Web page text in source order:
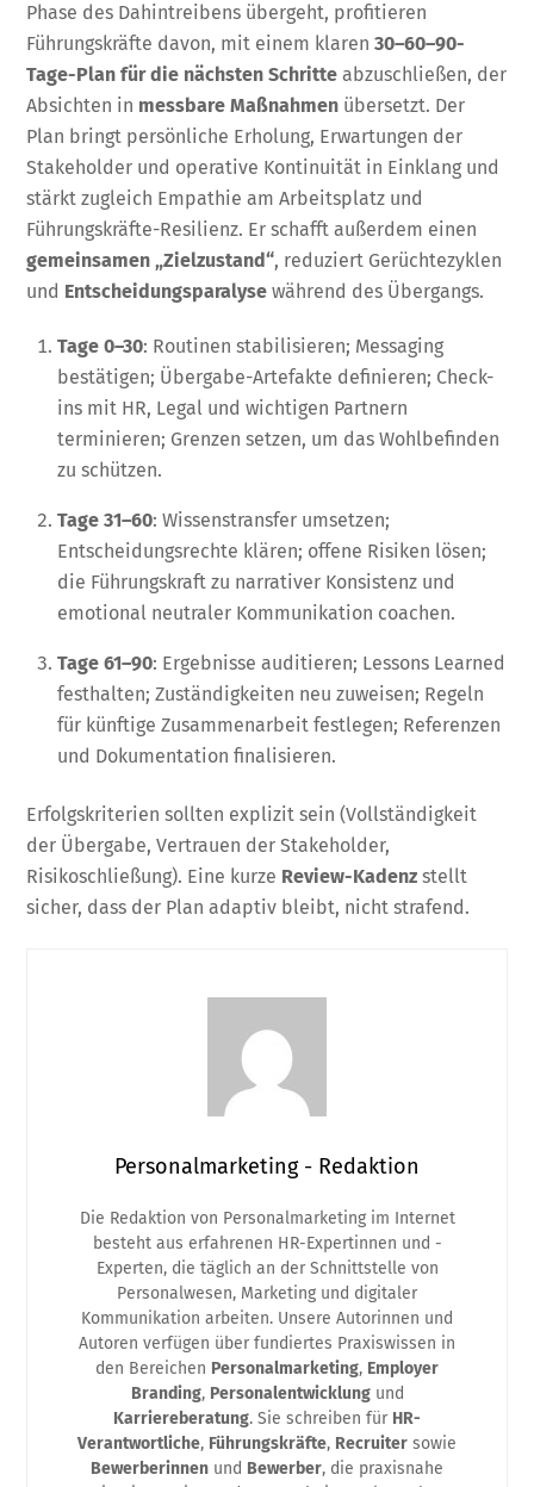
Phase des Dahintreibens übergeht, profitieren
Führungskräfte davon, mit einem klaren30–60–90-
Tage-Plan für die nächsten Schritte abzuschließen, der
Absichten in messbare Maßnahmen übersetzt. Der
Plan bringt persönliche Erholung, Erwartungen der
Stakeholder und operative Kontinuität in Einklang und
stärkt zugleich Empathie am Arbeitsplatz und
Führungskräfte-Resilienz. Er schafft außerdem einen
gemeinsamen „Zielzustand“, reduziert Gerüchtezyklen
und Entscheidungsparalyse während des Übergangs.
Tage 0–30: Routinen stabilisieren; Messaging
bestätigen; Übergabe-Artefakte definieren; Check-
ins mit HR, Legal und wichtigen Partnern
terminieren; Grenzen setzen, um das Wohlbefinden
zu schützen.
Tage 31–60: Wissenstransfer umsetzen;
Entscheidungsrechte klären; offene Risiken lösen;
die Führungskraft zu narrativer Konsistenz und
emotional neutraler Kommunikation coachen.
Tage 61–90: Ergebnisse auditieren; Lessons Learned
festhalten; Zuständigkeiten neu zuweisen; Regeln
für künftige Zusammenarbeit festlegen; Referenzen
und Dokumentation finalisieren.
Erfolgskriterien sollten explizit sein (Vollständigkeit
der Übergabe, Vertrauen der Stakeholder,
Risikoschließung). Eine kurze Review-Kadenz stellt
sicher, dass der Plan adaptiv bleibt, nicht strafend.
Personalmarketing - Redaktion
Die Redaktion von Personalmarketing im Internet
besteht aus erfahrenen HR-Expertinnen und -
Experten, die täglich an der Schnittstelle von
Personalwesen, Marketing und digitaler
Kommunikation arbeiten. Unsere Autorinnen und
Autoren verfügen über fundiertes Praxiswissen in
den Bereichen Personalmarketing, Employer
Branding, Personalentwicklungund
Karriereberatung. Sie schreiben für HR-
Verantwortliche, Führungskräfte, Recruiter sowie
Bewerberinnen und Bewerber, die praxisnahe